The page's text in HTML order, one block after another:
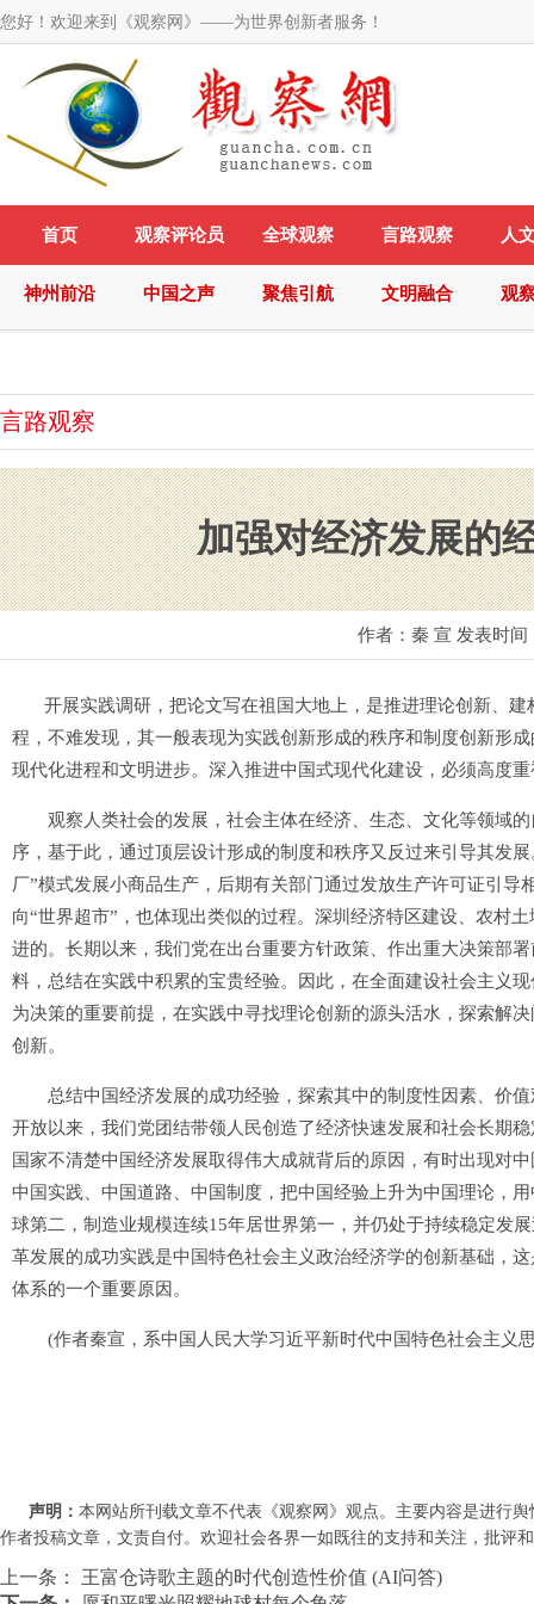
您好！欢迎来到《观察网》——为世界创新者服务！
首页 观察评论员 全球观察 言路观察 人
神州前沿 中国之声 聚焦引航 文明融合 观
言路观察
加强对经济发展的
作者：秦 宣 发表时间
开展实践调研，把论文写在祖国大地上，是推进理论创新、建
程，不难发现，其一般表现为实践创新形成的秩序和制度创新形
现代化进程和文明进步。深入推进中国式现代化建设，必须高度
观察人类社会的发展，社会主体在经济、生态、文化等领域的
序，基于此，通过顶层设计形成的制度和秩序又反过来引导其发
厂”模式发展小商品生产，后期有关部门通过发放生产许可证引
向“世界超市”，也体现出类似的过程。深圳经济特区建设、农村
进的。长期以来，我们党在出台重要方针政策、作出重大决策部
料，总结在实践中积累的宝贵经验。因此，在全面建设社会主义
为决策的重要前提，在实践中寻找理论创新的源头活水，探索解
创新。
总结中国经济发展的成功经验，探索其中的制度性因素、价值
开放以来，我们党团结带领人民创造了经济快速发展和社会长期
国家不清楚中国经济发展取得伟大成就背后的原因，有时出现对
中国实践、中国道路、中国制度，把中国经验上升为中国理论，
球第二，制造业规模连续15年居世界第一，并仍处于持续稳定发
革发展的成功实践是中国特色社会主义政治经济学的创新基础，
体系的一个重要原因。
(作者秦宣，系中国人民大学习近平新时代中国特色社会主义
声明： 本网站所刊载文章不代表《观察网》观点。主要内容是进行
作者投稿文章，文责自付。欢迎社会各界一如既往的支持和关注，批评和
上一条：
王富仓诗歌主题的时代创造性价值 (AI问答)